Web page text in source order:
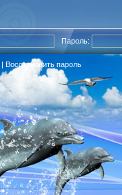
Пароль:
| Восстановить пароль